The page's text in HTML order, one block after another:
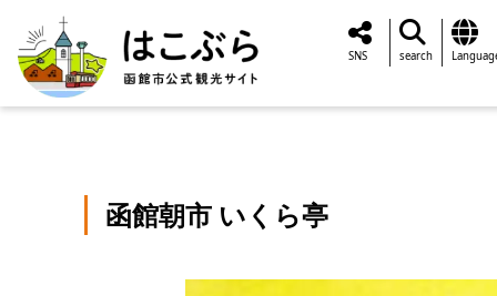
SNS search
函館朝市 いくら亭